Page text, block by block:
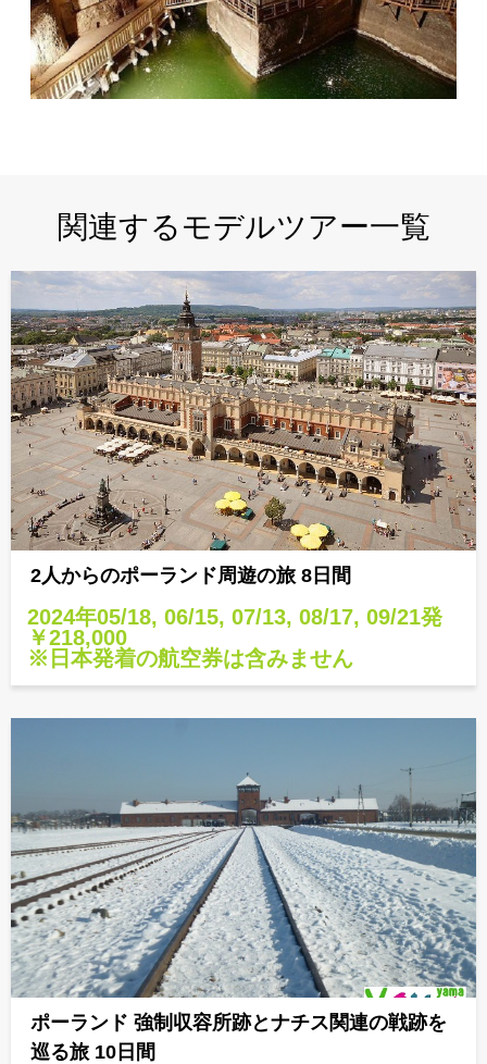
関連するモデルツアー一覧
2人からのポーランド周遊の旅 8日間
2024年05/18, 06/15, 07/13, 08/17, 09/21発
￥218,000
※日本発着の航空券は含みません
ポーランド 強制収容所跡とナチス関連の戦跡を
巡る旅 10日間